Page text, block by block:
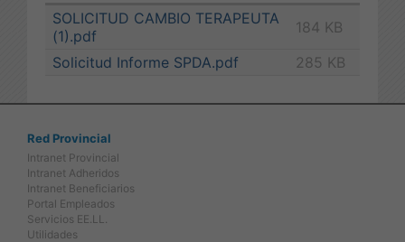
SOLICITUD CAMBIO TERAPEUTA
(1).pdf
184 KB
Solicitud Informe SPDA.pdf
285 KB
Red Provincial
Intranet Provincial
Intranet Adheridos
Intranet Beneficiarios
Portal Empleados
Servicios EE.LL.
Utilidades